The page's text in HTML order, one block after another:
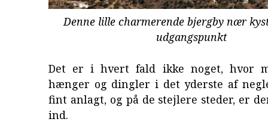
Denne lille charmerende bjergby nær
udgangspunkt
Det er i hvert fald ikke noget, hvor
hænger og dingler i det yderste af
fint anlagt, og på de stejlere steder, er
ind.